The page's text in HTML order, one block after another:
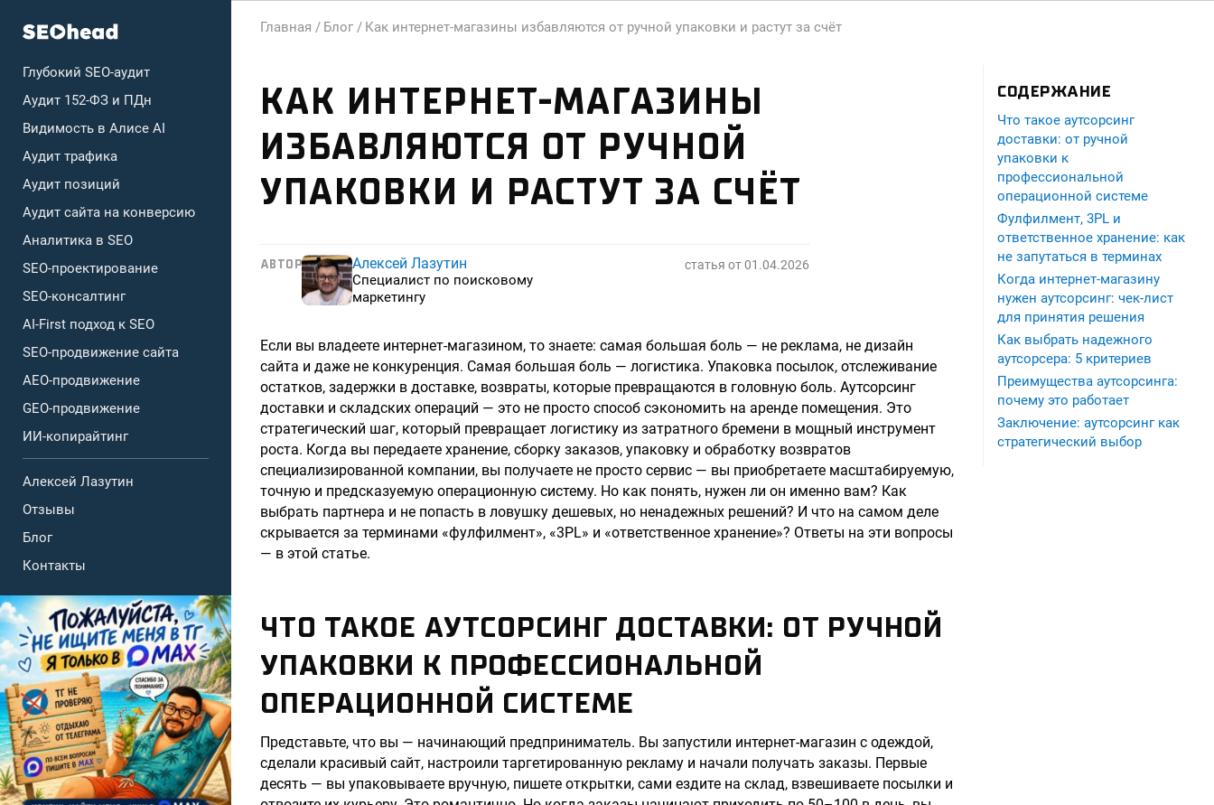
Глубокий SEO-аудит
Аудит 152-ФЗ и ПДн
Видимость в Алисе AI
Аудит трафика
Аудит позиций
Аудит сайта на конверсию
Аналитика в SEO
SEO-проектирование
SEO-консалтинг
AI-First подход к SEO
SEO-продвижение сайта
AEO-продвижение
GEO-продвижение
ИИ-копирайтинг
Алексей Лазутин
Отзывы
Блог
Контакты
Главная / Блог / Как интернет-магазины избавляются от ручной упаковки и растут за счёт
КАК ИНТЕРНЕТ-МАГАЗИНЫ
ИЗБАВЛЯЮТСЯ ОТ РУЧНОЙ
УПАКОВКИ И РАСТУТ ЗА СЧЁТ
АВТОР статья от01.04.2026
Алексей Лазутин
Специалист по поисковому
маркетингу
Если вы владеете интернет-магазином, то знаете: самая большая боль — не реклама, не дизайн
сайта и даже не конкуренция. Самая большая боль — логистика. Упаковка посылок, отслеживание
остатков, задержки в доставке, возвраты, которые превращаются в головную боль. Аутсорсинг
доставки и складских операций — это не просто способ сэкономить на аренде помещения. Это
стратегический шаг, который превращает логистику из затратного бремени в мощный инструмент
роста. Когда вы передаете хранение, сборку заказов, упаковку и обработку возвратов
специализированной компании, вы получаете не просто сервис — вы приобретаете масштабируемую,
точную и предсказуемую операционную систему. Но как понять, нужен ли он именно вам? Как
выбрать партнера и не попасть в ловушку дешевых, но ненадежных решений? И что на самом деле
скрывается за терминами «фулфилмент», «3PL» и «ответственное хранение»? Ответы на эти вопросы
— в этой статье.
ЧТО ТАКОЕ АУТСОРСИНГ ДОСТАВКИ: ОТ РУЧНОЙ
УПАКОВКИ К ПРОФЕССИОНАЛЬНОЙ
ОПЕРАЦИОННОЙ СИСТЕМЕ
Представьте, что вы — начинающий предприниматель. Вы запустили интернет-магазин с одеждой,
сделали красивый сайт, настроили таргетированную рекламу и начали получать заказы. Первые
десять — вы упаковываете вручную, пишете открытки, сами ездите на склад, взвешиваете посылки и
СОДЕРЖАНИЕ
Что такое аутсорсинг
доставки: от ручной
упаковки к
профессиональной
операционной системе
Фулфилмент, 3PL и
ответственное хранение: как
не запутаться в терминах
Когда интернет-магазину
нужен аутсорсинг: чек-лист
для принятия решения
Как выбрать надежного
аутсорсера: 5 критериев
Преимущества аутсорсинга:
почему это работает
Заключение: аутсорсинг как
стратегический выбор